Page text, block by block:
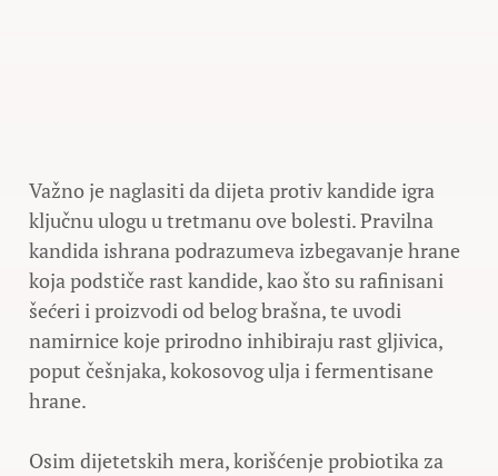
Važno je naglasiti da dijeta protiv kandide igra
ključnu ulogu u tretmanu ove bolesti. Pravilna
kandida ishrana podrazumeva izbegavanje hrane
koja podstiče rast kandide, kao što su rafinisani
šećeri i proizvodi od belog brašna, te uvodi
namirnice koje prirodno inhibiraju rast gljivica,
poput češnjaka, kokosovog ulja i fermentisane
hrane.
Osim dijetetskih mera, korišćenje probiotika za